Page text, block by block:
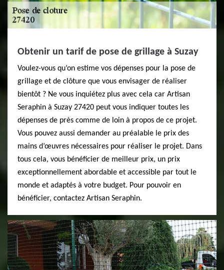
Obtenir un tarif de pose de grillage à Suzay
Voulez-vous qu’on estime vos dépenses pour la pose de
grillage et de clôture que vous envisager de réaliser
bientôt ? Ne vous inquiétez plus avec cela car Artisan
Seraphin à Suzay 27420 peut vous indiquer toutes les
dépenses de près comme de loin à propos de ce projet.
Vous pouvez aussi demander au préalable le prix des
mains d’œuvres nécessaires pour réaliser le projet. Dans
tous cela, vous bénéficier de meilleur prix, un prix
exceptionnellement abordable et accessible par tout le
monde et adaptés à votre budget. Pour pouvoir en
bénéficier, contactez Artisan Seraphin.